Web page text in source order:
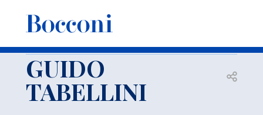
Docenti GUIDO TABELLINI
GUIDO
TABELLINI Open